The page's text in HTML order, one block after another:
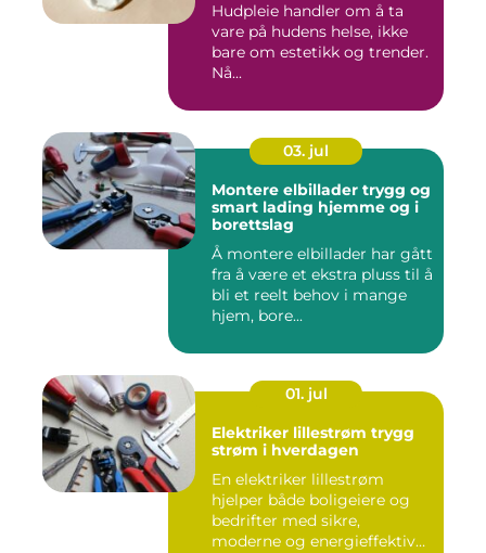
Hudpleie handler om å ta
vare på hudens helse, ikke
bare om estetikk og trender.
Nå...
03. jul
Montere elbillader trygg og
smart lading hjemme og i
borettslag
Å montere elbillader har gått
fra å være et ekstra pluss til å
bli et reelt behov i mange
hjem, bore...
01. jul
Elektriker lillestrøm trygg
strøm i hverdagen
En elektriker lillestrøm
hjelper både boligeiere og
bedrifter med sikre,
moderne og energieffektive